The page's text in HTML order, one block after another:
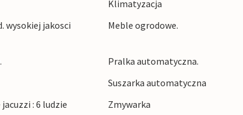
Narodowy Thy na północy są idealne na
odkrycia.
Klimatyzacja
wysokiej jakosci Meble ogrodowe.
Pralka automatyczna.
Suszarka automatyczna
: 6 ludzie Zmywarka